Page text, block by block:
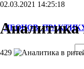
ЛЕОНОВ.
02.03.2021 14:25:18
Аналитика
429